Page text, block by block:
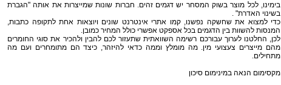
בימינו, לכל מוצר בשוק המסחר יש דגמים זהים. חברות שונות שמייצרות את אותה "הגברת
בשינוי האדרת" .
כדי למצוא את שחשקה נפשנו, קמו אתרי אינטרנט שונים ויוצאות אחת לתקופה כתבות,
המנסות להשוות בין הדגמים בכל אספקט אפשרי כולל המחיר כמובן.
לכן, החלטנו לערוך עבורכם רשימה השוואתית שתעזור לכם להבין ולהכיר את סוגי החומרים
מהם מייצרים צעצועי מין. מה מומלץ וממה כדאי להיזהר, כיצד הם מתומחרים ועם מה
מתחילים.
מקסימום הנאה במינימום סיכון